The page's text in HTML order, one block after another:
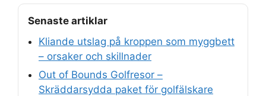
Senaste artiklar
Kliande utslag på kroppen som myggbett
– orsaker och skillnader
Out of Bounds Golfresor –
Skräddarsydda paket för golfälskare